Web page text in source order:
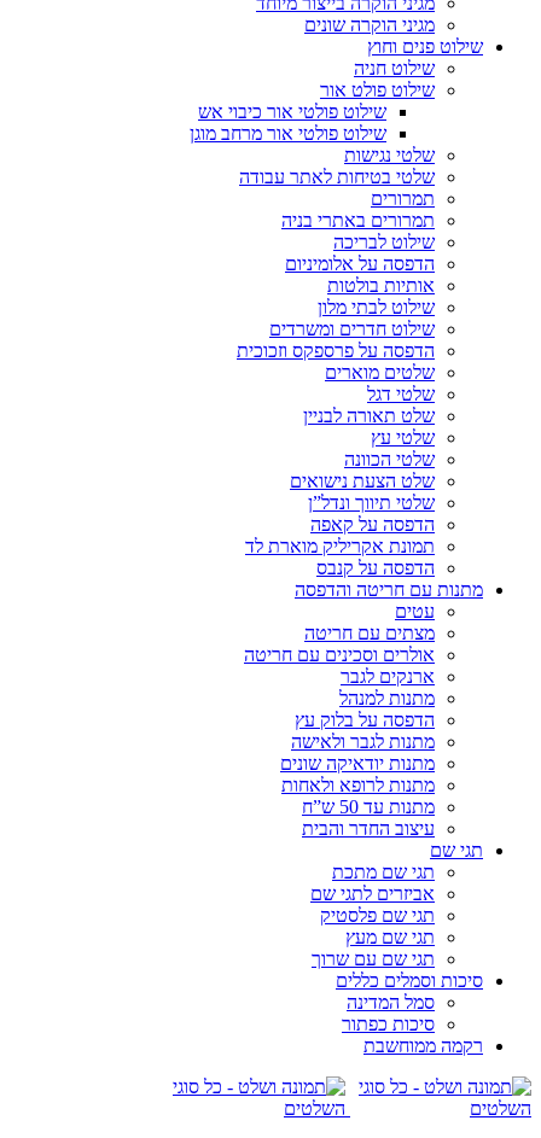
מגיני הוקרה שונים
שילוט פנים וחוץ
שילוט חניה
שילוט פולט אור
שילוט פולטי אור כיבוי אש
שילוט פולטי אור מרחב מוגן
שלטי נגישות
שלטי בטיחות לאתר עבודה
תמרורים
תמרורים באתרי בניה
שילוט לבריכה
הדפסה על אלומיניום
אותיות בולטות
שילוט לבתי מלון
שילוט חדרים ומשרדים
הדפסה על פרספקס וזכוכית
שלטים מוארים
שלטי דגל
שלט תאורה לבניין
שלטי עץ
שלטי הכוונה
שלט הצעת נישואים
שלטי תיווך ונדל”ן
הדפסה על קאפה
תמונת אקריליק מוארת לד
הדפסה על קנבס
מתנות עם חריטה והדפסה
עטים
מצתים עם חריטה
אולרים וסכינים עם חריטה
ארנקים לגבר
מתנות למנהל
הדפסה על בלוק עץ
מתנות לגבר ולאישה
מתנות יודאיקה שונים
מתנות לרופא ולאחות
מתנות עד 50 ש”ח
עיצוב החדר והבית
תגי שם
תגי שם מתכת
אביזרים לתגי שם
תגי שם פלסטיק
תגי שם מעץ
תגי שם עם שרוך
סיכות וסמלים כללים
סמל המדינה
סיכות כפתור
רקמה ממוחשבת